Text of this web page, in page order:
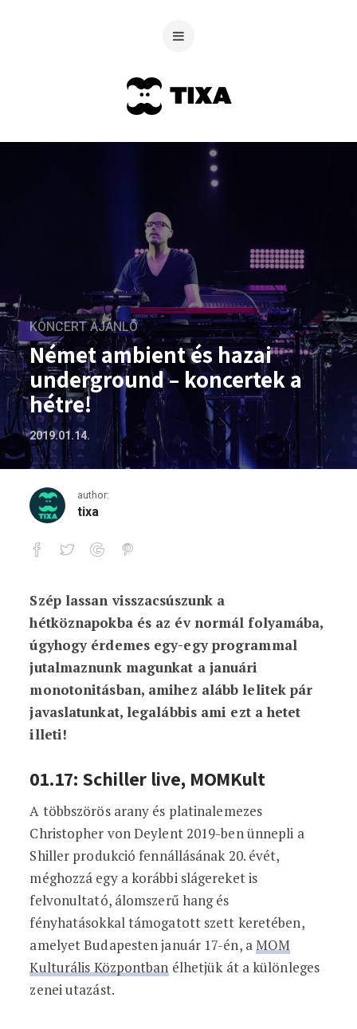
KONCERT AJÁNLÓ
Német ambient és hazai
underground – koncertek a
hétre!
2019.01.14.
author:
tixa
Német ambient és hazai underground
Szép lassan visszacsúszunk a
hétköznapokba és az év normál folyamába,
úgyhogy érdemes egy-egy programmal
jutalmaznunk magunkat a januári
monotonitásban, amihez alább lelitek pár
javaslatunkat, legalábbis ami ezt a hetet
illeti!
01.17: Schiller live, MOMKult
A többszörös arany és platinalemezes
Christopher von Deylent 2019-ben ünnepli a
Shiller produkció fennállásának 20. évét,
méghozzá egy a korábbi slágereket is
felvonultató, álomszerű hang és
fényhatásokkal támogatott szett keretében,
amelyet Budapesten január 17-én, aMOM
Kulturális Központban élhetjük át a különleges
zenei utazást.